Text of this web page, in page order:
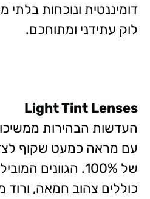
דומיננטית ונוכחות
לוק עתידני ומתוחכם.
Light Tint Lenses
העדשות הבהירות
כוללים צהוב חמאה, ורוד